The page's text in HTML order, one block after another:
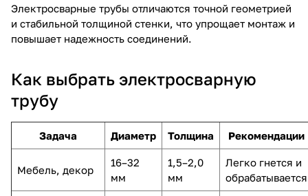
Электросварные трубы отличаются точной геометрией
и стабильной толщиной стенки, что упрощает монтаж и
повышает надежность соединений.
Как выбрать электросварную
трубу
Задача Диаметр Толщина Рекомендации
Мебель, декор
16–32
мм
1,5–2,0
мм
Легко гнется и
обрабатывается